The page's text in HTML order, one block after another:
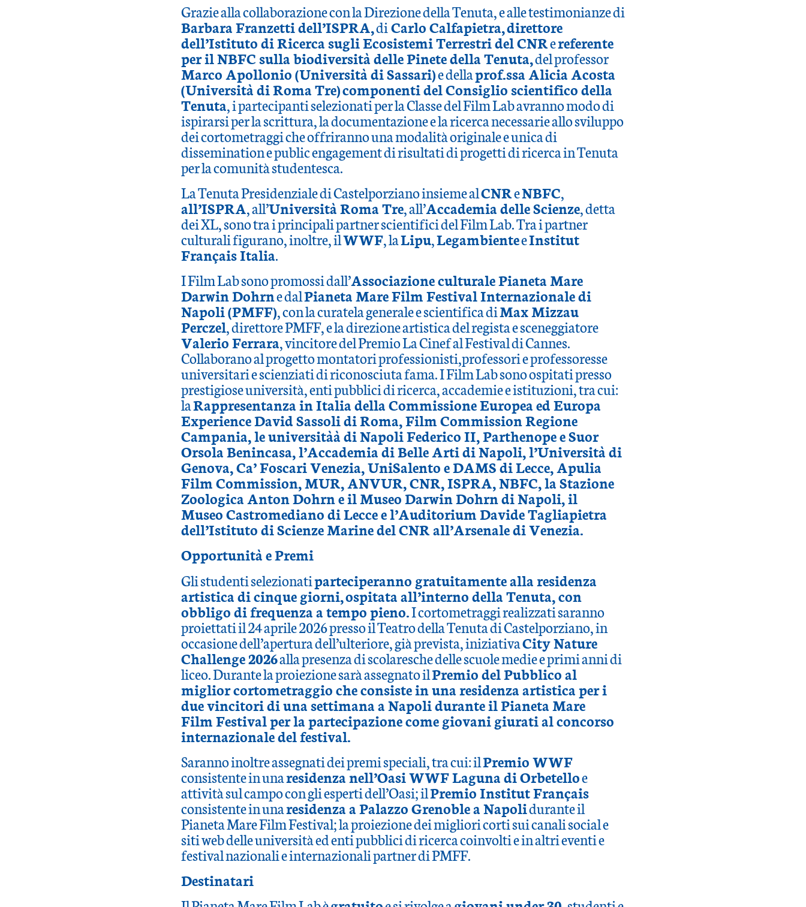
Grazie alla collaborazione con la Direzione della Tenuta, e alle testimonianze di
Barbara Franzetti dell’ISPRA,diCarlo Calfapietra,direttore
dell’Istituto di Ricerca sugli Ecosistemi Terrestri del CNRereferente
per il NBFC sulla biodiversità delle Pinete della Tenuta,del professor
Marco Apollonio (Università di Sassari)e dellaprof.ssa Alicia Acosta
(Università di Roma Tre)componenti del Consiglio scientifico della
Tenuta, i partecipanti selezionati per la Classe del Film Lab avranno modo di
ispirarsi per la scrittura, la documentazione e la ricerca necessarie allo sviluppo
dei cortometraggi che offriranno una modalità originale e unica di
dissemination e public engagement di risultati di progetti di ricerca in Tenuta
per la comunità studentesca.
La Tenuta Presidenziale di Castelporziano insieme alCNReNBFC,
all’ISPRA, all’Università Roma Tre, all’Accademia delle Scienze, detta
dei XL, sono tra i principali partner scientifici del Film Lab. Tra i partner
culturali figurano, inoltre, ilWWF, laLipu,LegambienteeInstitut
Français Italia.
I Film Lab sono promossi dall’Associazione culturale Pianeta Mare
Darwin Dohrne dalPianeta Mare Film Festival Internazionale di
Napoli (PMFF), con la curatela generale e scientifica diMax Mizzau
Perczel, direttore PMFF, e la direzione artistica del regista e sceneggiatore
Valerio Ferrara, vincitore del Premio La Cinef al Festival di Cannes.
Collaborano al progetto montatori professionisti,professori e professoresse
universitari e scienziati di riconosciuta fama. I Film Lab sono ospitati presso
prestigiose università, enti pubblici di ricerca, accademie e istituzioni, tra cui:
laRappresentanza in Italia della Commissione Europea ed Europa
Experience David Sassoli di Roma, Film Commission Regione
Campania, le universitàà di Napoli Federico II, Parthenope e Suor
Orsola Benincasa, l’Accademia di Belle Arti di Napoli, l’Università di
Genova, Ca’ Foscari Venezia, UniSalento e DAMS di Lecce, Apulia
Film Commission, MUR, ANVUR, CNR, ISPRA, NBFC, la Stazione
Zoologica Anton Dohrn e il Museo Darwin Dohrn di Napoli, il
Museo Castromediano di Lecce e l’Auditorium Davide Tagliapietra
dell’Istituto di Scienze Marine del CNR all’Arsenale di Venezia.
Opportunità e Premi
Gli studenti selezionatiparteciperanno gratuitamente alla residenza
artistica di cinque giorni,ospitata all’interno della Tenuta, con
obbligo di frequenza a tempo pieno.I cortometraggi realizzati saranno
proiettati il 24 aprile 2026 presso il Teatro della Tenuta di Castelporziano, in
occasione dell’apertura dell’ulteriore, già prevista, iniziativaCity Nature
Challenge 2026alla presenza di scolaresche delle scuole medie e primi anni di
liceo. Durante la proiezione sarà assegnato ilPremio del Pubblico al
miglior cortometraggio che consiste in una residenza artistica per i
due vincitori di una settimana a Napoli durante il Pianeta Mare
Film Festival per la partecipazione come giovani giurati al concorso
internazionale del festival.
Saranno inoltre assegnati dei premi speciali, tra cui: ilPremio WWF
consistente in unaresidenza nell’Oasi WWF Laguna di Orbetelloe
attività sul campo con gli esperti dell’Oasi; ilPremio Institut Français
consistente in unaresidenza a Palazzo Grenoble a Napolidurante il
Pianeta Mare Film Festival; la proiezione dei migliori corti sui canali social e
siti web delle università ed enti pubblici di ricerca coinvolti e in altri eventi e
festival nazionali e internazionali partner di PMFF.
Destinatari